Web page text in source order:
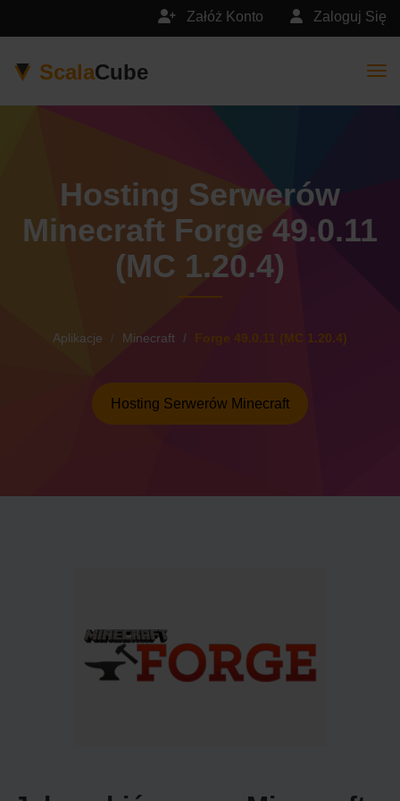
Zaloguj Się
Załóż Konto
ScalaCube
Hosting Serwerów
Minecraft Forge 49.0.11
(MC 1.20.4)
Aplikacje Minecraft Forge 49.0.11 (MC 1.20.4)
Hosting Serwerów Minecraft